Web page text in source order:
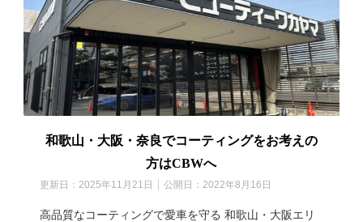
和歌山・大阪・奈良でコーティングをお考えの
方はCBWへ
更新日： 2025年11月21日 公開日： 2022年8月16日
高品質なコーティングで愛車を守る 和歌山・大阪エリ